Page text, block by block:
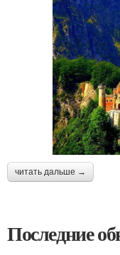
читать дальше →
Последние